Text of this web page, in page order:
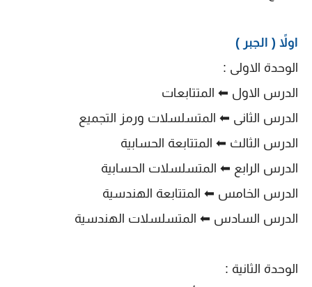
اولاً ( الجبر )
الوحدة الاولى :
الدرس الاول ⬅ المتتابعات
الدرس الثانى ⬅ المتسلسلات ورمز التجميع
الدرس الثالث ⬅ المتتابعة الحسابية
الدرس الرابع ⬅ المتسلسلات الحسابية
الدرس الخامس ⬅ المتتابعة الهندسية
الدرس السادس ⬅ المتسلسلات الهندسية
الوحدة الثانية :